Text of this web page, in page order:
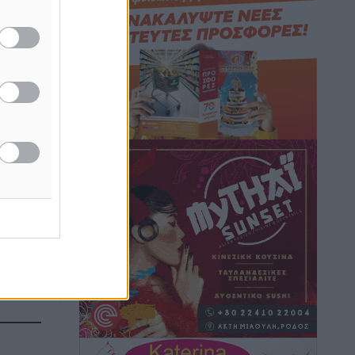
• πριν 5 ώρες
Γ. Χατζημάρκος: “Δύο μεγάλες
δεσμεύσεις Γεωργιάδη” – Κίνητρα για
τους γιατρούς των νησιών και
συνεργασία Ρόδου με το Αττικόν για το
Ακτινοθεραπευτικό
Τοπικές Ειδήσεις πριν 5 ώρες
Σούπερ μάρκετ: Διευρύνεται η εθνική
πρωτοβουλία για τις τιμές – Eρχονται
νέες συμμετοχές εταιρειών
πριν 5 ώρες
Συνελήφθησαν έξι άτομα για
ηχορύπανση από καταστήματα στο
Νότιο Αιγαίο